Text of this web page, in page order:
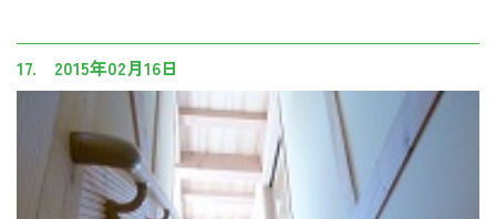
17. 2015年02月16日